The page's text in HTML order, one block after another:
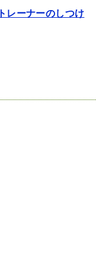
レーナーのしつけ